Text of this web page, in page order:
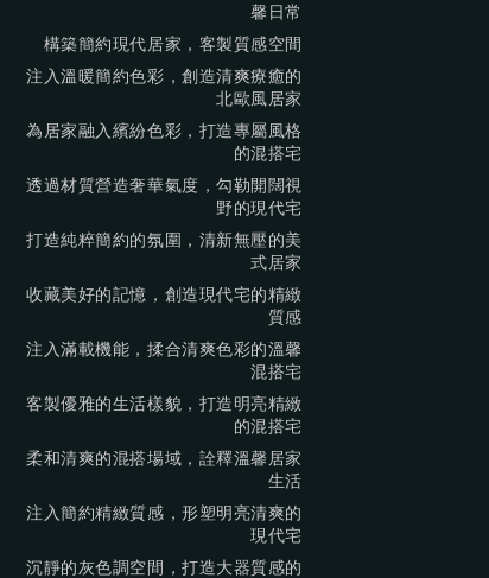
馨日常
構築簡約現代居家，客製質感空間
注入溫暖簡約色彩，創造清爽療癒的
北歐風居家
為居家融入繽紛色彩，打造專屬風格
的混搭宅
透過材質營造奢華氣度，勾勒開闊視
野的現代宅
打造純粹簡約的氛圍，清新無壓的美
式居家
收藏美好的記憶，創造現代宅的精緻
質感
注入滿載機能，揉合清爽色彩的溫馨
混搭宅
客製優雅的生活樣貌，打造明亮精緻
的混搭宅
柔和清爽的混搭場域，詮釋溫馨居家
生活
注入簡約精緻質感，形塑明亮清爽的
現代宅
沉靜的灰色調空間，打造大器質感的